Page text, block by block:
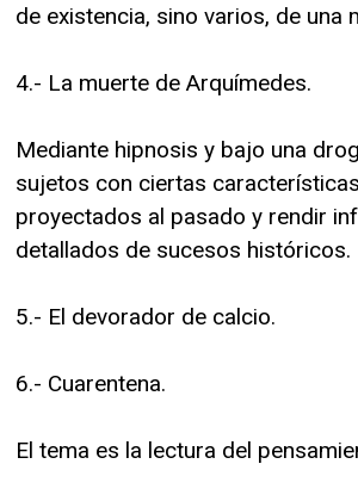
de existencia, sino varios, de una
4.- La muerte de Arquímedes.
Mediante hipnosis y bajo una
sujetos con ciertas
proyectados al pasado y rendir
detallados de sucesos históricos.
5.- El devorador de calcio.
6.- Cuarentena.
El tema es la lectura del